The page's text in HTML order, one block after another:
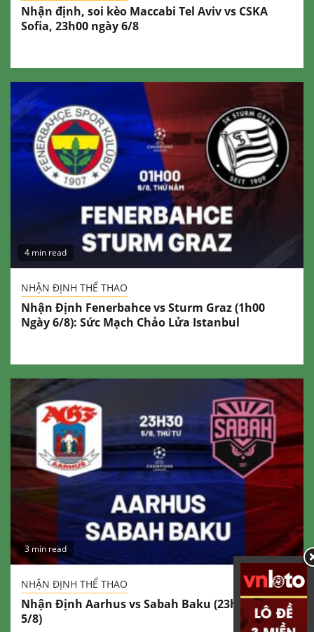
Nhận định, soi kèo Maccabi Tel Aviv vs CSKA
Sofia, 23h00 ngày 6/8
4 min read
NHẬN ĐỊNH THỂ THAO
Nhận Định Fenerbahce vs Sturm Graz (1h00
Ngày 6/8): Sức Mạch Chảo Lửa Istanbul
3 min read
NHẬN ĐỊNH THỂ THAO
Nhận Định Aarhus vs Sabah Baku (23h30 Ngày
5/8)